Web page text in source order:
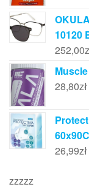
10120
252,00
28,80zł
26,99zł
zzzzz